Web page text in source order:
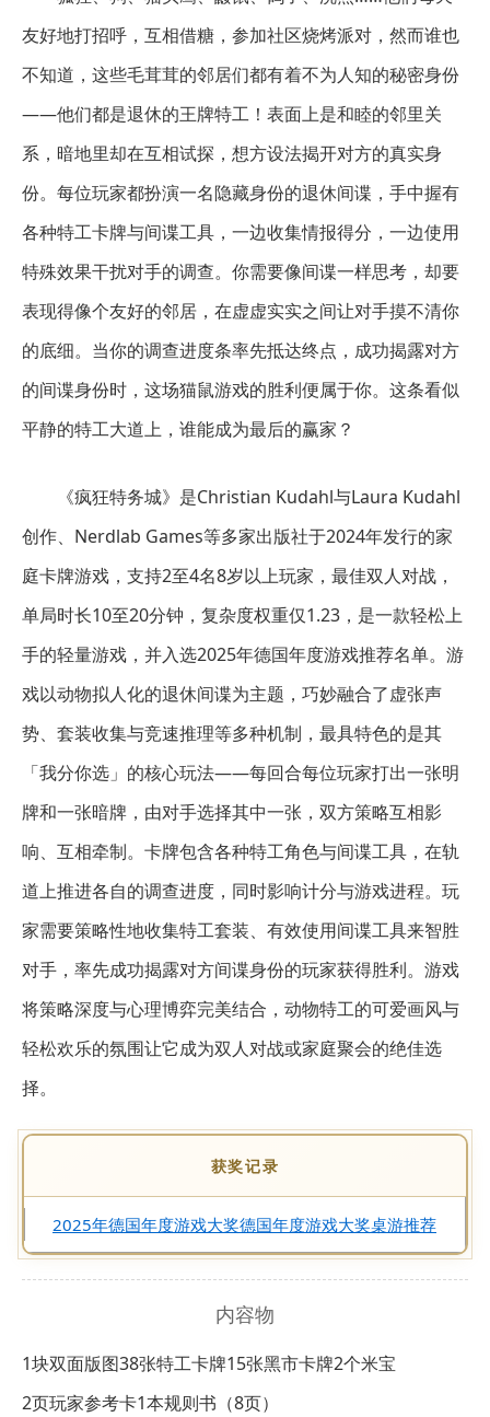
友好地打招呼，互相借糖，参加社区烧烤派对，然而谁也
不知道，这些毛茸茸的邻居们都有着不为人知的秘密身份
——他们都是退休的王牌特工！表面上是和睦的邻里关
系，暗地里却在互相试探，想方设法揭开对方的真实身
份。每位玩家都扮演一名隐藏身份的退休间谍，手中握有
各种特工卡牌与间谍工具，一边收集情报得分，一边使用
特殊效果干扰对手的调查。你需要像间谍一样思考，却要
表现得像个友好的邻居，在虚虚实实之间让对手摸不清你
的底细。当你的调查进度条率先抵达终点，成功揭露对方
的间谍身份时，这场猫鼠游戏的胜利便属于你。这条看似
平静的特工大道上，谁能成为最后的赢家？
《疯狂特务城》是Christian Kudahl与Laura Kudahl
创作、Nerdlab Games等多家出版社于2024年发行的家
庭卡牌游戏，支持2至4名8岁以上玩家，最佳双人对战，
单局时长10至20分钟，复杂度权重仅1.23，是一款轻松上
手的轻量游戏，并入选2025年德国年度游戏推荐名单。游
戏以动物拟人化的退休间谍为主题，巧妙融合了虚张声
势、套装收集与竞速推理等多种机制，最具特色的是其
「我分你选」的核心玩法——每回合每位玩家打出一张明
牌和一张暗牌，由对手选择其中一张，双方策略互相影
响、互相牵制。卡牌包含各种特工角色与间谍工具，在轨
道上推进各自的调查进度，同时影响计分与游戏进程。玩
家需要策略性地收集特工套装、有效使用间谍工具来智胜
对手，率先成功揭露对方间谍身份的玩家获得胜利。游戏
将策略深度与心理博弈完美结合，动物特工的可爱画风与
轻松欢乐的氛围让它成为双人对战或家庭聚会的绝佳选
择。
获奖记录
2025年德国年度游戏大奖德国年度游戏大奖桌游推荐
内容物
1块双面版图38张特工卡牌15张黑市卡牌2个米宝
2页玩家参考卡1本规则书（8页）